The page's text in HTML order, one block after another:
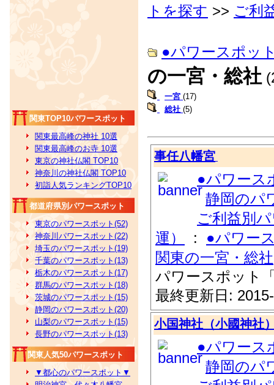
関東TOP10パワースポット
関東最高峰の神社 10選
関東最高峰のお寺 10選
東京の神社仏閣 TOP10
神奈川の神社仏閣 TOP10
初詣人気ランキングTOP10
都道府県別パワースポット
東京のパワースポット(52)
神奈川パワースポット(22)
埼玉のパワースポット(19)
千葉のパワースポット(13)
栃木のパワースポット(17)
群馬のパワースポット(18)
茨城のパワースポット(15)
静岡のパワースポット(20)
山梨のパワースポット(15)
長野のパワースポット(13)
関東人気50パワースポット
▼都心のパワースポット▼
トを探す >> ご利
●パワースポッ
の一宮・総社
一宮 (17)
総社 (5)
事任八幡宮
●パワース
静岡のパ
ご利益別
運）
: ●パワー
関東の一宮・総社
パワースポット
最終更新日:
小国神社（小國神社
●パワース
静岡のパ